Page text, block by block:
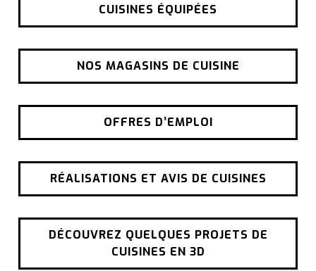
CUISINES ÉQUIPÉES
NOS MAGASINS DE CUISINE
OFFRES D’EMPLOI
RÉALISATIONS ET AVIS DE CUISINES
DÉCOUVREZ QUELQUES PROJETS DE
CUISINES EN 3D